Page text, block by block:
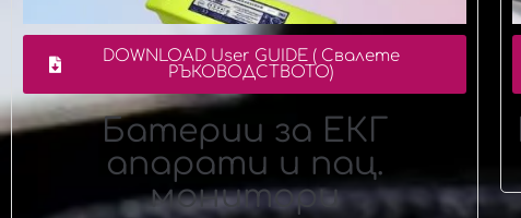
DOWNLOAD User GUIDE ( Свалете
РЪКОВОДСТВОТО)
Батерии за ЕКГ
апарати и пац.
монитори